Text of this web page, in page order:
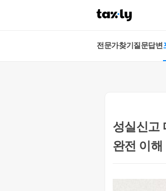
전문가찾기 질문답변
성실신고
완전 이해